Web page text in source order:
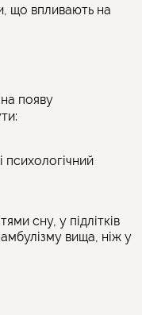
що впливають на
появу
психологічний
сну, у підлітків
вища, ніж у